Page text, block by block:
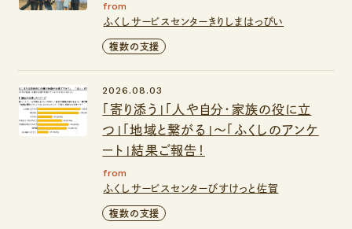
from
ふくしサービスセンターきりしまはっぴい
複数の支援
「寄り添う」「人や自分・家族の役に立
つ」「地域と繋がる」～「ふくしのアンケ
ート」結果ご報告！
2026.08.03
from
ふくしサービスセンターびすけっと佐賀
複数の支援